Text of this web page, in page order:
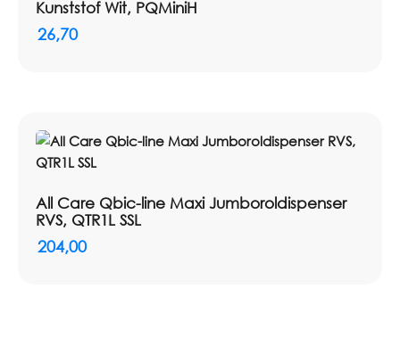
Kunststof Wit, PQMiniH
26,70
All Care Qbic-line Maxi Jumboroldispenser
RVS, QTR1L SSL
204,00